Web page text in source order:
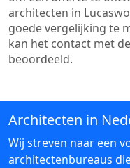
architecten in
goede vergelijking te
kan het contact met
beoordeeld.
Architecten in
Wij streven naar een
architectenbureaus